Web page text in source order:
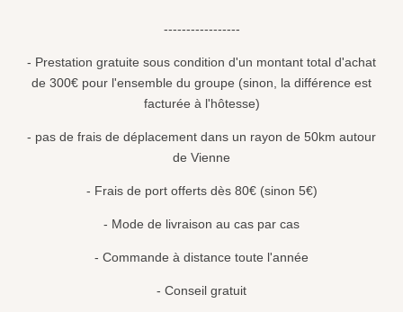
-----------------
- Prestation gratuite sous condition d'un montant total d'achat
de 300€ pour l'ensemble du groupe (sinon, la différence est
facturée à l'hôtesse)
- pas de frais de déplacement dans un rayon de 50km autour
de Vienne
- Frais de port offerts dès 80€ (sinon 5€)
- Mode de livraison au cas par cas
- Commande à distance toute l'année
- Conseil gratuit